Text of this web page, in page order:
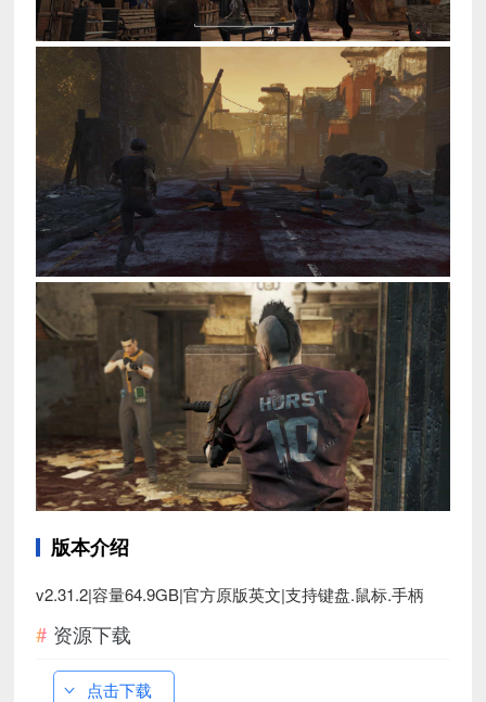
版本介绍
v2.31.2|容量64.9GB|官方原版英文|支持键盘.鼠标.手柄
资源下载
点击下载